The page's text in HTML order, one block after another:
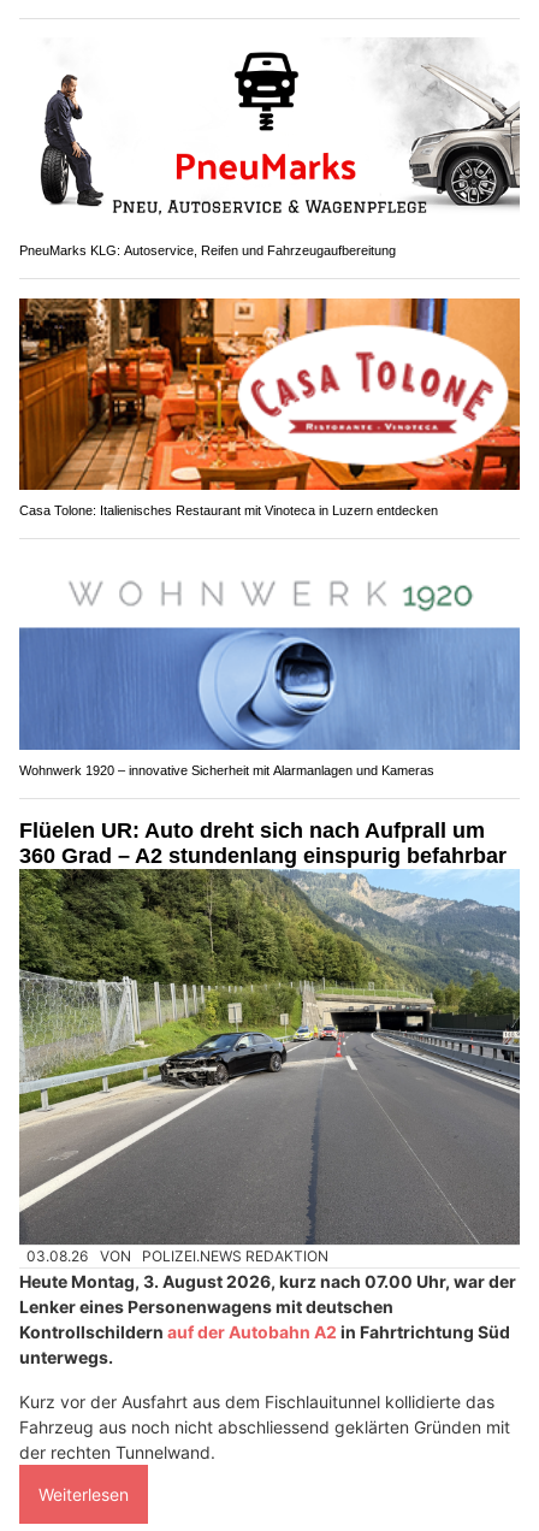
PneuMarks KLG: Autoservice, Reifen und Fahrzeugaufbereitung
Casa Tolone: Italienisches Restaurant mit Vinoteca in Luzern entdecken
Wohnwerk 1920 – innovative Sicherheit mit Alarmanlagen und Kameras
Flüelen UR: Auto dreht sich nach Aufprall um
360 Grad – A2 stundenlang einspurig befahrbar
03.08.26 VON POLIZEI.NEWS REDAKTION
Heute Montag, 3. August 2026, kurz nach 07.00 Uhr, war der
Lenker eines Personenwagens mit deutschen
Kontrollschildern auf der Autobahn A2 in Fahrtrichtung Süd
unterwegs.
Kurz vor der Ausfahrt aus dem Fischlauitunnel kollidierte das
Fahrzeug aus noch nicht abschliessend geklärten Gründen mit
der rechten Tunnelwand.
Weiterlesen